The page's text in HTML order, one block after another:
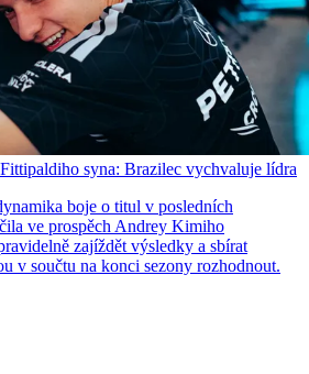
syna: Brazilec vychvaluje lídra
boje o titul v posledních
ve prospěch Andrey Kimiho
zajíždět výsledky a sbírat
v součtu na konci sezony rozhodnout.